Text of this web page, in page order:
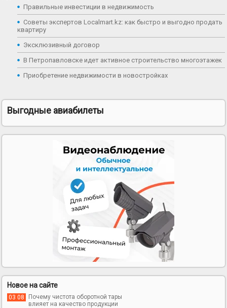
Правильные инвестиции в недвижимость
Советы экспертов Localmart.kz: как быстро и выгодно продать
квартиру
Эксклюзивный договор
В Петропавловске идет активное строительство многоэтажек
Приобретение недвижимости в новостройках
Выгодные авиабилеты
Новое на сайте
03 08
Почему чистота оборотной тары
влияет на качество продукции